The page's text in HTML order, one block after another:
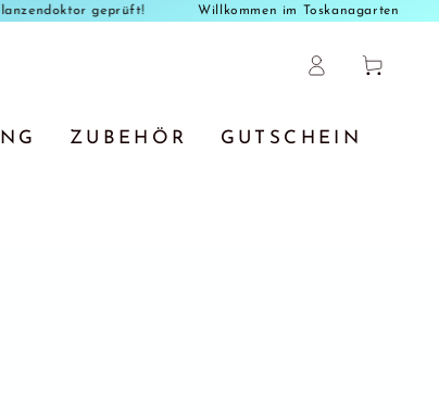
DLR Pflanzendoktor geprüft! Willkommen im
ZUBEHÖR GUTSCHEIN
EinloggenWarenkorb